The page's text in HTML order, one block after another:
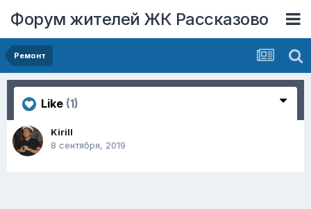
Форум жителей ЖК Рассказово
Ремонт
Like (1)
Kirill
8 сентября, 2019